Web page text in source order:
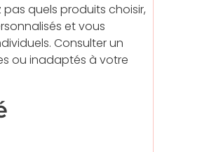
quels produits choisir,
et vous
Consulter un
ou inadaptés à votre